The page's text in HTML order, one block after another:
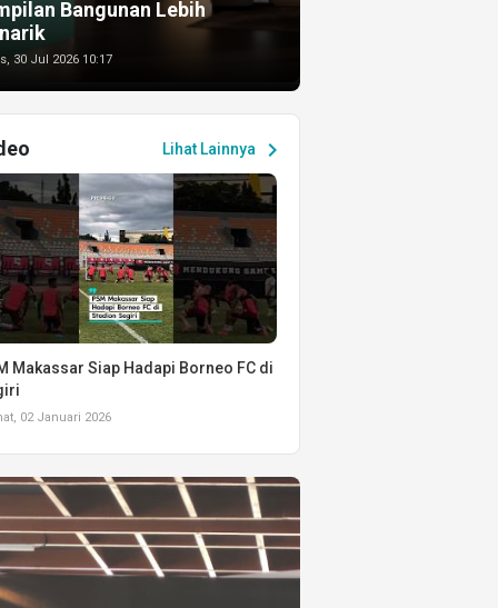
Bangunan Lebih
30 Jul 2026 10:17
Lihat Lainnya chevron_right
Makassar Siap Hadapi Borneo FC di
02 Januari 2026